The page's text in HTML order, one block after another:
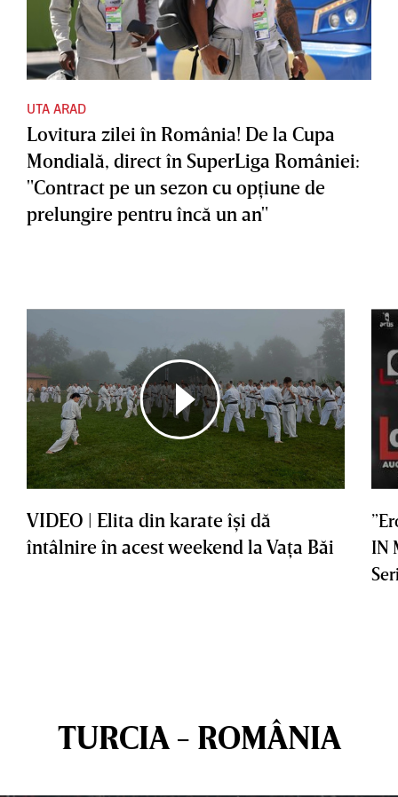
UTA ARAD
Lovitura zilei în România! De la Cupa
Mondială, direct în SuperLiga României:
"Contract pe un sezon cu opţiune de
prelungire pentru încă un an"
VIDEO | Elita din karate îşi dă
întâlnire în acest weekend la Vaţa Băi
IN
TURCIA - ROMÂNIA